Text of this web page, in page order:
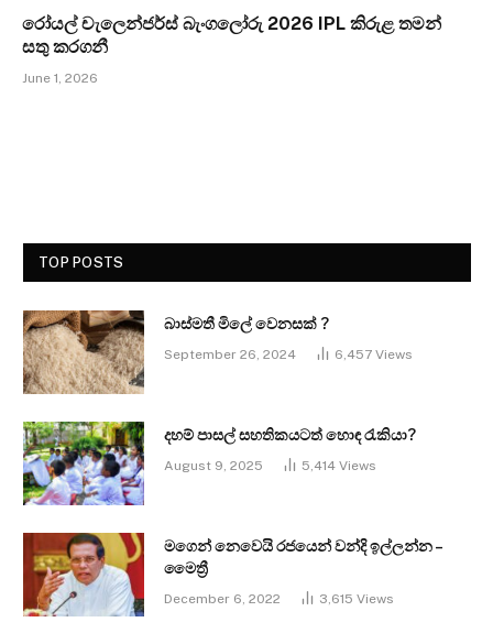
රෝයල් චැලෙන්ජර්ස් බැංගලෝරු 2026 IPL කිරුළ තමන්
සතු කරගනී
June 1, 2026
TOP POSTS
බාස්මතී මිලේ වෙනසක් ?
September 26, 2024 6,457 Views
දහම් පාසල් සහතිකයටත් හොඳ රැකියා?
August 9, 2025 5,414 Views
මගෙන් නෙවෙයි රජයෙන් වන්දි ඉල්ලන්න –
මෛත්‍රී
December 6, 2022 3,615 Views